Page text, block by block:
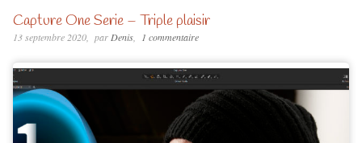
Capture One Serie – Triple plaisir
13 septembre 2020 parDenis 1 commentaire